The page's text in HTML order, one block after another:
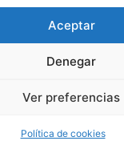
Aceptar
Denegar
Ver preferencias
Política de cookies
los derechos